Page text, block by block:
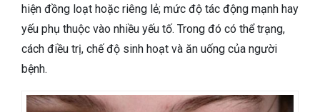
hiện đồng loạt hoặc riêng lẻ; mức độ tác động mạnh hay
yếu phụ thuộc vào nhiều yếu tố. Trong đó có thể trạng,
cách điều trị, chế độ sinh hoạt và ăn uống của người
bệnh.